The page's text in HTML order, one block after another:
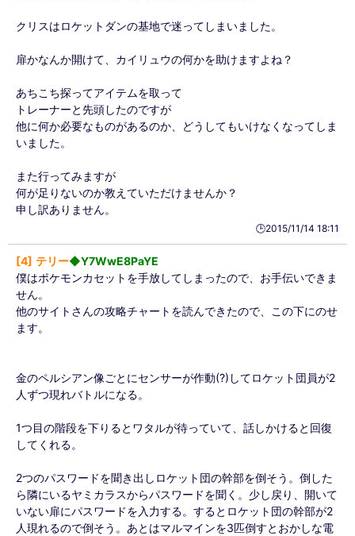
クリスはロケットダンの基地で迷ってしまいました。
扉かなんか開けて、カイリュウの何かを助けますよね？
あちこち探ってアイテムを取って
トレーナーと先頭したのですが
他に何か必要なものがあるのか、どうしてもいけなくなってしま
いました。
また行ってみますが
何が足りないのか教えていただけませんか？
申し訳ありません。
🕒️2015/11/14 18:11
4 テリー◆Y7WwE8PaYE
僕はポケモンカセットを手放してしまったので、お手伝いできま
せん。
他のサイトさんの攻略チャートを読んできたので、この下にのせ
ます。
金のペルシアン像ごとにセンサーが作動(?)してロケット団員が2
人ずつ現れバトルになる。
1つ目の階段を下りるとワタルが待っていて、話しかけると回復
してくれる。
2つのパスワードを聞き出しロケット団の幹部を倒そう。倒した
ら隣にいるヤミカラスからパスワードを聞く。少し戻り、開いて
いない扉にパスワードを入力する。するとロケット団の幹部が2
人現れるので倒そう。あとはマルマインを3匹倒すとおかしな電